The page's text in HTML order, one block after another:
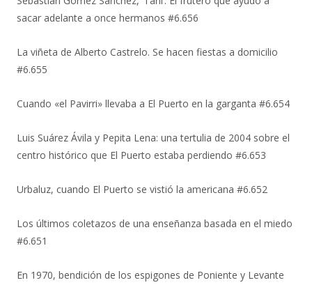
sacar adelante a once hermanos #6.656
La viñeta de Alberto Castrelo. Se hacen fiestas a domicilio
#6.655
Cuando «el Pavirri» llevaba a El Puerto en la garganta #6.654
Luis Suárez Ávila y Pepita Lena: una tertulia de 2004 sobre el
centro histórico que El Puerto estaba perdiendo #6.653
Urbaluz, cuando El Puerto se vistió la americana #6.652
Los últimos coletazos de una enseñanza basada en el miedo
#6.651
En 1970, bendición de los espigones de Poniente y Levante